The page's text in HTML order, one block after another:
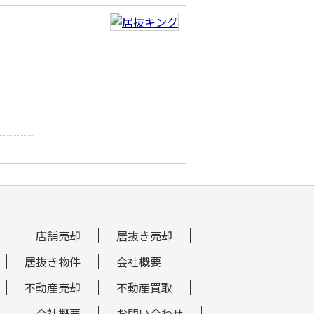
店舗売却
居抜き売却
居抜き物件
会社概要
不動産売却
不動産買取